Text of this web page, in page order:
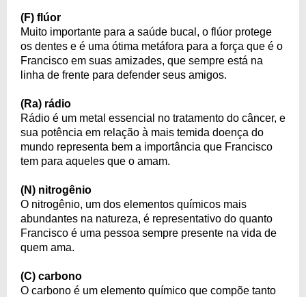
(F) flúor
Muito importante para a saúde bucal, o flúor protege
os dentes e é uma ótima metáfora para a força que é o
Francisco em suas amizades, que sempre está na
linha de frente para defender seus amigos.
(Ra) rádio
Rádio é um metal essencial no tratamento do câncer, e
sua potência em relação à mais temida doença do
mundo representa bem a importância que Francisco
tem para aqueles que o amam.
(N) nitrogênio
O nitrogênio, um dos elementos químicos mais
abundantes na natureza, é representativo do quanto
Francisco é uma pessoa sempre presente na vida de
quem ama.
(C) carbono
O carbono é um elemento químico que compõe tanto